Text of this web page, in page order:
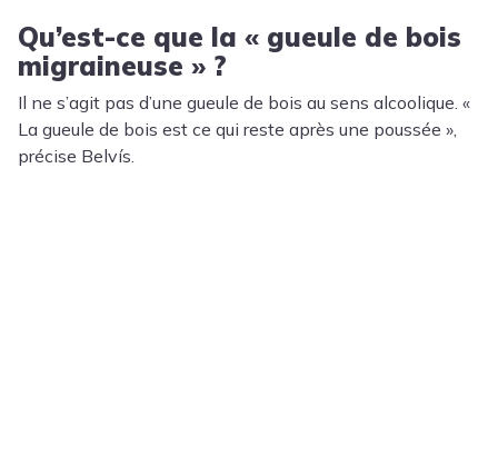
Qu’est-ce que la « gueule de bois
migraineuse » ?
Il ne s’agit pas d’une gueule de bois au sens alcoolique. «
La gueule de bois est ce qui reste après une poussée »,
précise Belvís.